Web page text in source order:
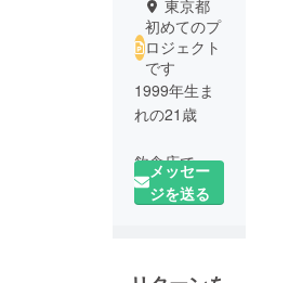
東京都
初めてのプ
ロジェクト
です
1999年生ま
れの21歳
飲食店で働
いていま
す。
メッセー
ジを送る